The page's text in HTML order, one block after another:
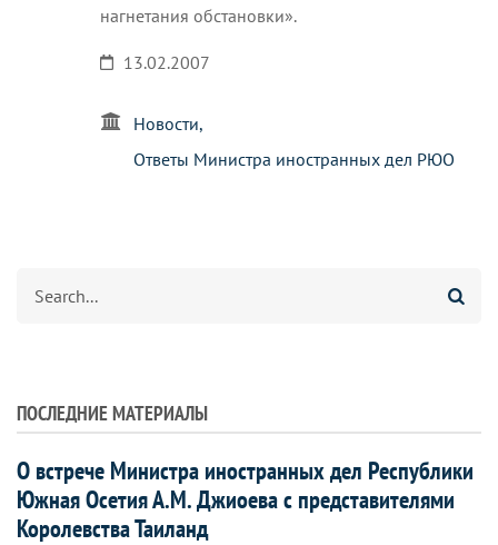
нагнетания обстановки».
13.02.2007
Новости
Ответы Министра иностранных дел РЮО
ПОСЛЕДНИЕ МАТЕРИАЛЫ
О встрече Министра иностранных дел Республики
Южная Осетия А.М. Джиоева с представителями
Королевства Таиланд